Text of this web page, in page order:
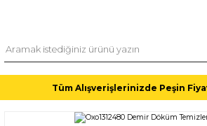
Tüm Alışverişlerinizde Peşin